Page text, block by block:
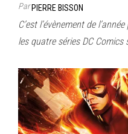
ParPIERRE BISSON
C’est l’évènement de
les quatre séries DC